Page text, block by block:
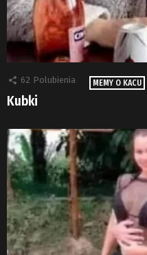
62 Polubienia MEMY O KACU
Kubki